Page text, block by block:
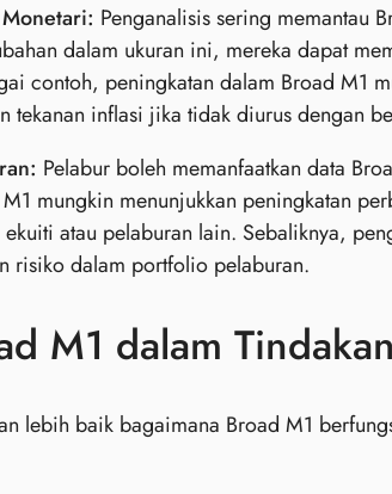
Penganalisis sering memantau
dalam ukuran ini, mereka dapat
contoh, peningkatan dalam Broad M1
tekanan inflasi jika tidak diurus dengan
Pelabur boleh memanfaatkan data
mungkin menunjukkan peningkatan
atau pelaburan lain. Sebaliknya,
risiko dalam portfolio pelaburan.
M1 dalam
lebih baik bagaimana Broad M1